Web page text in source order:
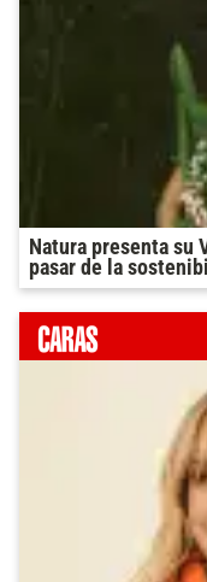
Natura presenta su
pasar de la